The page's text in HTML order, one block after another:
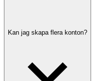
Kan jag skapa flera konton?